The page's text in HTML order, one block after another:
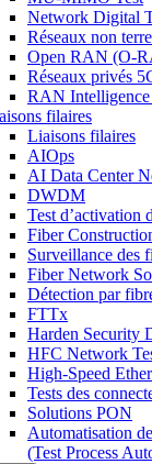
Network Digital
Réseaux non
Open RAN (O-
Réseaux privés
RAN
filaires
Liaisons filaires
AIOps
AI Data Center
DWDM
Test d’activation
Fiber
Surveillance des
Fiber Network
Détection par
FTTx
Harden Security
HFC Network
High-Speed
Tests des
Solutions PON
Automatisation
(Test Process